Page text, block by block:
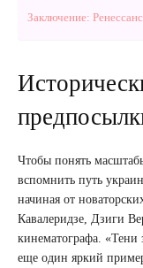
Заключение:
Чтобы понять
вспомнить путь
начиная от
Кавалеридзе, Дзиги
кинематографа. «Тени
еще один яркий